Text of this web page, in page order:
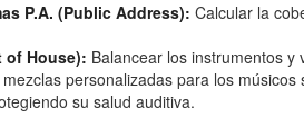
P.A. (Public Address): Calcular la
of House): Balancear los instrumentos
personalizadas para los
su salud auditiva.